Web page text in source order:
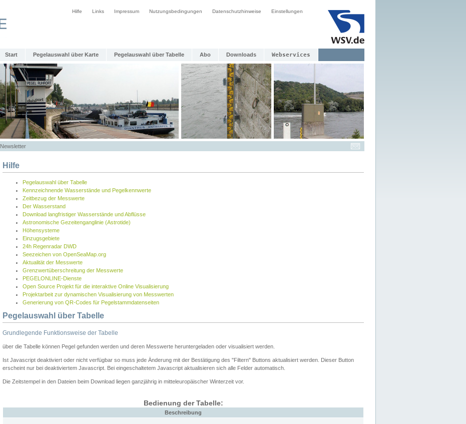
Hilfe Links Impressum Nutzungsbedingungen Datenschutzhinweise Einstellungen
Start Pegelauswahl über Karte Pegelauswahl über Tabelle Abo Downloads Webservices
Newsletter
Hilfe
Pegelauswahl über Tabelle
Kennzeichnende Wasserstände und Pegelkennwerte
Zeitbezug der Messwerte
Der Wasserstand
Download langfristiger Wasserstände und Abflüsse
Astronomische Gezeitenganglinie (Astrotide)
Höhensysteme
Einzugsgebiete
24h Regenradar DWD
Seezeichen von OpenSeaMap.org
Aktualität der Messwerte
Grenzwertüberschreitung der Messwerte
PEGELONLINE-Dienste
Open Source Projekt für die interaktive Online Visualisierung
Projektarbeit zur dynamischen Visualisierung von Messwerten
Generierung von QR-Codes für Pegelstammdatenseiten
Pegelauswahl über Tabelle
Grundlegende Funktionsweise der Tabelle
über die Tabelle können Pegel gefunden werden und deren Messwerte heruntergeladen oder visualisiert werden.
Ist Javascript deaktiviert oder nicht verfügbar so muss jede Änderung mit der Bestätigung des "Filtern" Buttons aktualisiert werden. Dieser Button
erscheint nur bei deaktiviertem Javascript. Bei eingeschaltetem Javascript aktualisieren sich alle Felder automatisch.
Die Zeitstempel in den Dateien beim Download liegen ganzjährig in mitteleuropäischer Winterzeit vor.
Bedienung der Tabelle:
Beschreibung